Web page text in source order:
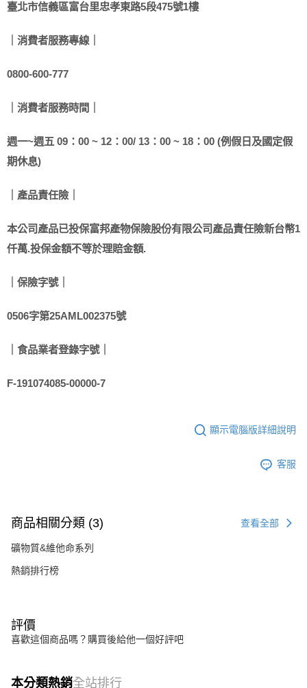
臺北市信義區富台里忠孝東路5段475號1樓
｜消費者服務專線｜
0800-600-777
｜消費者服務時間｜
週一~週五 09：00 ~ 12：00/ 13：00 ~ 18：00 (例假日及國定假
期休息)
｜產品責任險｜
本公司產品已投保富邦產物保險股份有限公司產品責任險新台幣1
仟萬.投保金額不等於理賠金額.
｜保險字號｜
0506字第25AML002375號
｜食品業者登錄字號｜
F-191074085-00000-7
顯示電腦版詳細說明
客服
商品相關分類 (3) 查看全部
礦物質&維他命系列
熱銷排行榜
評價
喜歡這個商品嗎？購買後給他一個好評吧
本分類熱銷全站排行